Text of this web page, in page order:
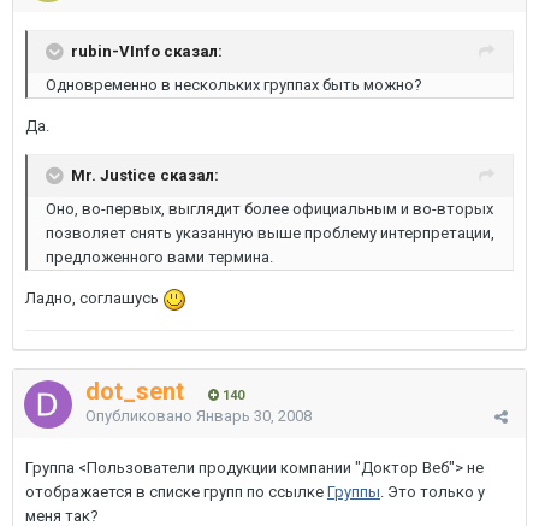
rubin-VInfo сказал:
Одновременно в нескольких группах быть можно?
Да.
Mr. Justice сказал:
Оно, во-первых, выглядит более официальным и во-вторых
позволяет снять указанную выше проблему интерпретации,
предложенного вами термина.
Ладно, соглашусь
dot_sent 140
Опубликовано Январь 30, 2008
Группа <Пользователи продукции компании "Доктор Веб"> не
отображается в списке групп по ссылке Группы. Это только у
меня так?